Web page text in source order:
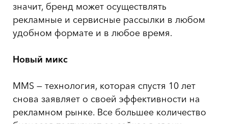
значит, бренд может осуществлять
рекламные и сервисные рассылки в любом
удобном формате и в любое время.
Новый микс
MMS — технология, которая спустя 10 лет
снова заявляет о своей эффективности на
рекламном рынке. Все большее количество